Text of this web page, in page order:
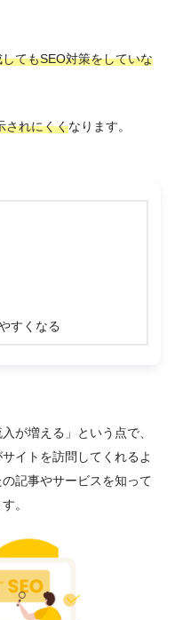
てもSEO対策をしていな
されにくくなります。
すくなる
が増える」という点で、
イトを訪問してくれるよ
記事やサービスを知って
。